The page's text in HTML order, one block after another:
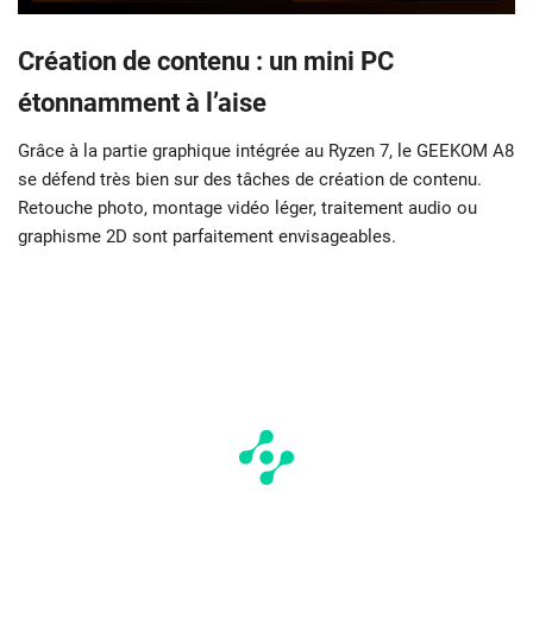
Création de contenu : un mini PC
étonnamment à l’aise
Grâce à la partie graphique intégrée au Ryzen 7, le GEEKOM A8
se défend très bien sur des tâches de création de contenu.
Retouche photo, montage vidéo léger, traitement audio ou
graphisme 2D sont parfaitement envisageables.